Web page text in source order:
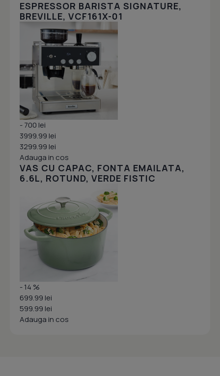
ESPRESSOR BARISTA SIGNATURE,
BREVILLE, VCF161X-01
- 700 lei
3999.99 lei
3299.99 lei
Adauga in cos
VAS CU CAPAC, FONTA EMAILATA,
6.6L, ROTUND, VERDE FISTIC
- 14 %
699.99 lei
599.99 lei
Adauga in cos